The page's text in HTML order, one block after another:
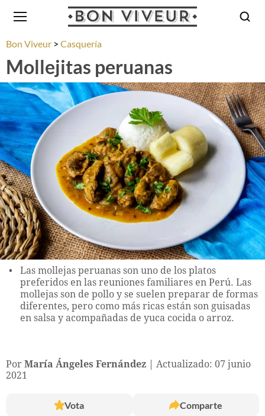
Bon Viveur Casquería
Mollejitas peruanas
Las mollejas peruanas son uno de los platos
preferidos en las reuniones familiares en Perú. Las
mollejas son de pollo y se suelen preparar de formas
diferentes, pero como más ricas están son guisadas
en salsa y acompañadas de yuca cocida o arroz.
Por María Ángeles Fernández
Actualizado: 07 junio
2021
Vota Comparte